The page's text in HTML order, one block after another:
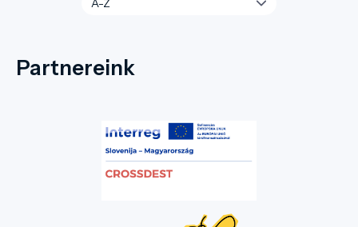
Partnereink